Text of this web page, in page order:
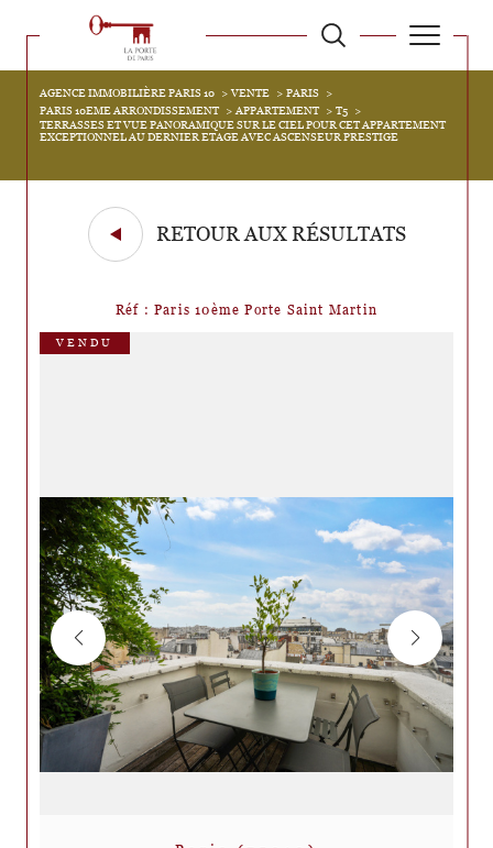
AGENCE IMMOBILIÈRE PARIS 10 VENTE
PARIS
PARIS 10EME ARRONDISSEMENT
APPARTEMENT
T5
TERRASSES ET VUE PANORAMIQUE SUR LE CIEL POUR CET APPARTEMENT
EXCEPTIONNEL AU DERNIER ETAGE AVEC ASCENSEUR PRESTIGE
RETOUR AUX RÉSULTATS
Réf : Paris 10ème Porte Saint Martin
VENDU